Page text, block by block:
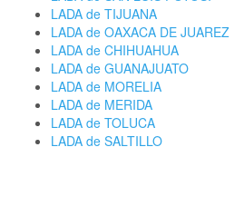
LADA de TIJUANA
LADA de OAXACA DE JUAREZ
LADA de CHIHUAHUA
LADA de GUANAJUATO
LADA de MORELIA
LADA de MERIDA
LADA de TOLUCA
LADA de SALTILLO